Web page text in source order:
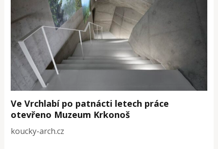
Ve Vrchlabí po patnácti letech práce
otevřeno Muzeum Krkonoš
koucky-arch.cz